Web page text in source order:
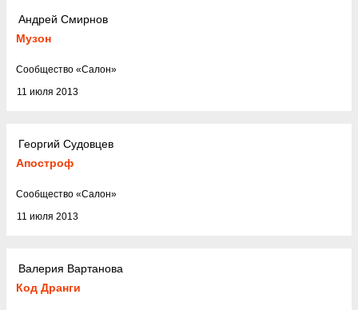
Андрей Смирнов
Музон
11 июля 2013
Cообщество «Салон»
Георгий Судовцев
Апостроф
11 июля 2013
Cообщество «Салон»
Валерия Вартанова
Код Дранги